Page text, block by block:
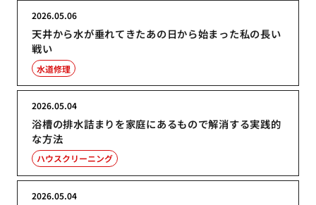
天井から水が垂れてきたあの日から始まった私の長い
戦い
2026.05.06
水道修理
浴槽の排水詰まりを家庭にあるもので解消する実践的
な方法
2026.05.04
ハウスクリーニング
2026.05.04